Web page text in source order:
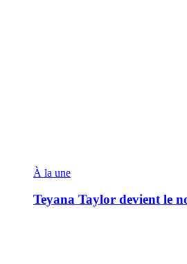
À la une
Teyana Taylor devient le